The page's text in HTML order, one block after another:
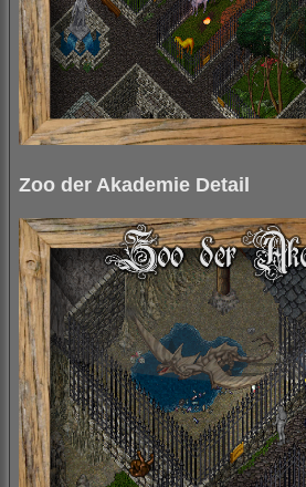
Zoo der Akademie Detail